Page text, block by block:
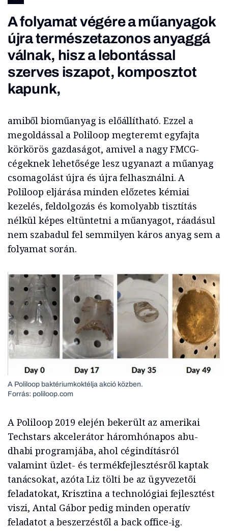
A folyamat végére a műanyagok
újra természetazonos anyaggá
válnak, hisz a lebontással
szerves iszapot, komposztot
kapunk,
amiből bioműanyag is előállítható. Ezzel a
megoldással a Poliloop megteremt egyfajta
körkörös gazdaságot, amivel a nagy FMCG-
cégeknek lehetősége lesz ugyanazt a műanyag
csomagolást újra és újra felhasználni. A
Poliloop eljárása minden előzetes kémiai
kezelés, feldolgozás és komolyabb tisztítás
nélkül képes eltüntetni a műanyagot, ráadásul
nem szabadul fel semmilyen káros anyag sem a
folyamat során.
A Poliloop baktériumkoktélja akció közben.
Forrás: poliloop.com
A Poliloop 2019 elején bekerült az amerikai
Techstars akcelerátor háromhónapos abu-
dhabi programjába, ahol cégindításról
valamint üzlet- és termékfejlesztésről kaptak
tanácsokat, azóta Liz tölti be az ügyvezetői
feladatokat, Krisztina a technológiai fejlesztést
viszi, Antal Gábor pedig minden operatív
feladatot a beszerzéstől a back office-ig.